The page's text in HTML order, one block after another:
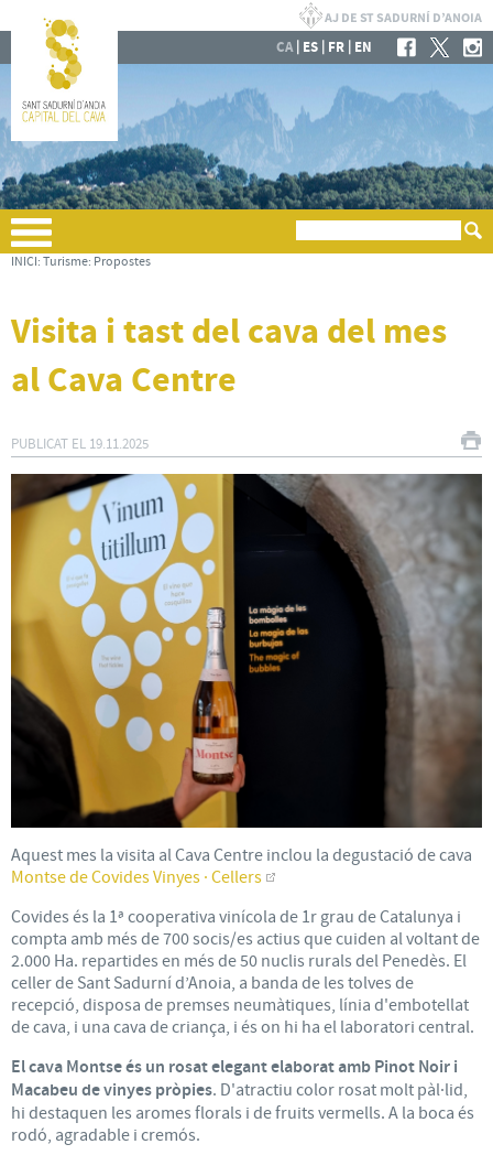
CA| ES | FR | EN
INICI: Turisme: Propostes
Visita i tast del cava del mes
al Cava Centre
PUBLICAT EL 19.11.2025
Aquest mes la visita al Cava Centre inclou la degustació de cava
Montse de Covides Vinyes · Cellers
Covides és la 1ª cooperativa vinícola de 1r grau de Catalunya i
compta amb més de 700 socis/es actius que cuiden al voltant de
2.000 Ha. repartides en més de 50 nuclis rurals del Penedès. El
celler de Sant Sadurní d’Anoia, a banda de les tolves de
recepció, disposa de premses neumàtiques, línia d'embotellat
de cava, i una cava de criança, i és on hi ha el laboratori central.
El cava Montse és un rosat elegant elaborat amb Pinot Noir i
Macabeu de vinyes pròpies. D'atractiu color rosat molt pàl·lid,
hi destaquen les aromes florals i de fruits vermells. A la boca és
rodó, agradable i cremós.